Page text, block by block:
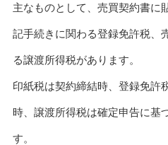
主なものとして、売買契約書に
記手続きに関わる登録免許税、
る譲渡所得税があります。
印紙税は契約締結時、登録免許
時、譲渡所得税は確定申告に基
す。